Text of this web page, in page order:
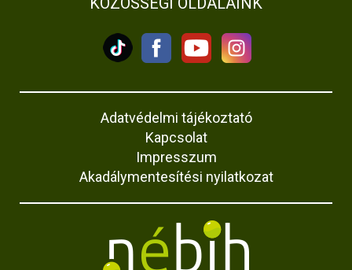
Adatvédelmi tájékoztató
Kapcsolat
Impresszum
Akadálymentesítési nyilatkozat